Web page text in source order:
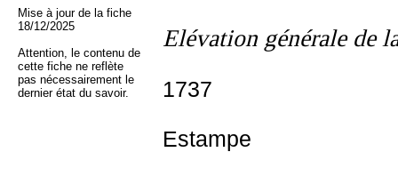
Mise à jour de la fiche
18/12/2025
Attention, le contenu de
cette fiche ne reflète
pas nécessairement le
dernier état du savoir.
Elévation générale de
1737
Estampe